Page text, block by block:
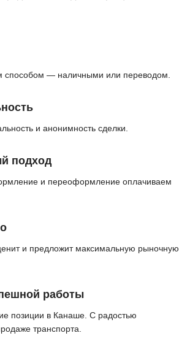
способом — наличными или переводом.
и анонимность сделки.
подход
и переоформление оплачиваем
и предложит максимальную рыночную
работы
позиции в Канаше. С радостью
транспорта.